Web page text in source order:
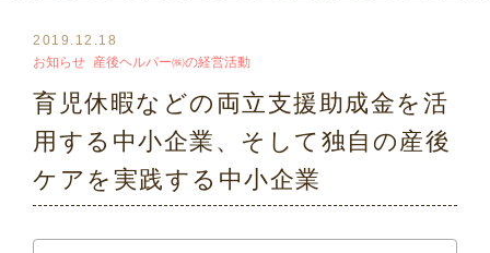
2019.12.18
お知らせ 産後ヘルパー㈱の経営活動
育児休暇などの両立支援助成金を活
用する中小企業、そして独自の産後
ケアを実践する中小企業